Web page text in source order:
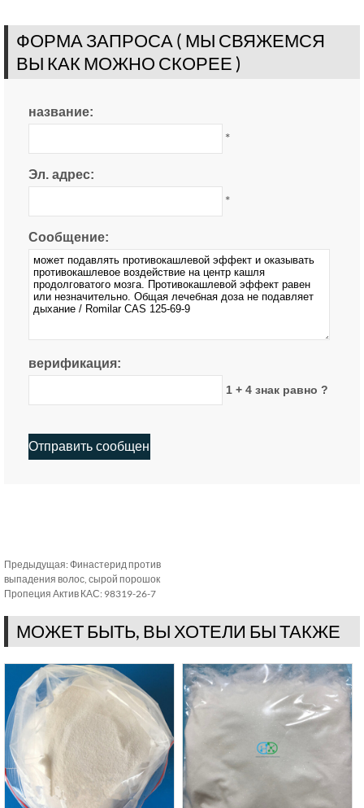
ФОРМА ЗАПРОСА ( МЫ СВЯЖЕМСЯ
ВЫ КАК МОЖНО СКОРЕЕ )
название:
*
Эл. адрес:
*
Сообщение:
верификация:
1 + 4 знак равно ?
Предыдущая: Финастерид против
выпадения волос, сырой порошок
Пропеция Актив КАС: 98319-26-7
МОЖЕТ БЫТЬ, ВЫ ХОТЕЛИ БЫ ТАКЖЕ